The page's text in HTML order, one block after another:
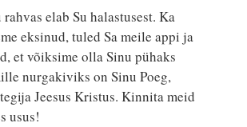
elab Su halastusest. Ka
eksinud, tuled Sa meile appi ja
et võiksime olla Sinu pühaks
nurgakiviks on Sinu Poeg,
Jeesus Kristus. Kinnita meid
usus!